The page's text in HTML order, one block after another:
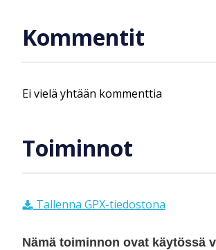
Kommentit
Ei vielä yhtään kommenttia
Toiminnot
Tallenna GPX-tiedostona
Nämä toiminnon ovat käytössä